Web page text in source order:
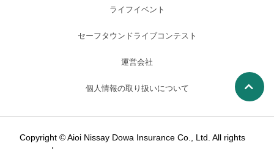
ライフイベント
セーフタウンドライブコンテスト
運営会社
個人情報の取り扱いについて
Copyright © Aioi Nissay Dowa Insurance Co., Ltd. All rights